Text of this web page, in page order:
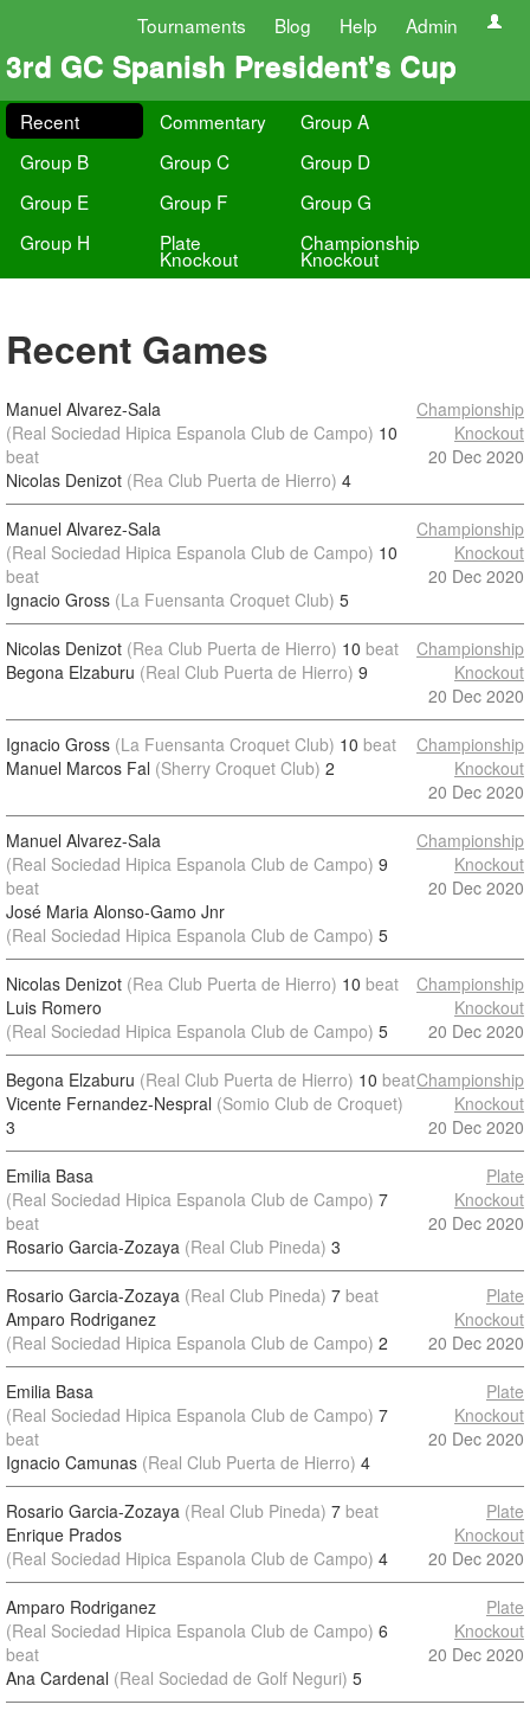
Tournaments Blog Help Admin
3rd GC Spanish President's Cup
Recent Commentary
Group A
Group B
Group C
Group D
Group E
Group F
Group G
Group H
Plate
Knockout
Championship
Knockout
Recent Games
Manuel Alvarez-Sala
(Real Sociedad Hipica Espanola Club de Campo) 10
beat
Nicolas Denizot (Rea Club Puerta de Hierro) 4
Championship
Knockout
20 Dec 2020
Manuel Alvarez-Sala
(Real Sociedad Hipica Espanola Club de Campo) 10
beat
Ignacio Gross (La Fuensanta Croquet Club) 5
Championship
Knockout
20 Dec 2020
Nicolas Denizot (Rea Club Puerta de Hierro) 10 beat
Begona Elzaburu (Real Club Puerta de Hierro) 9
Championship
Knockout
20 Dec 2020
Ignacio Gross (La Fuensanta Croquet Club) 10 beat
Manuel Marcos Fal (Sherry Croquet Club) 2
Championship
Knockout
20 Dec 2020
Manuel Alvarez-Sala
(Real Sociedad Hipica Espanola Club de Campo) 9
beat
José Maria Alonso-Gamo Jnr
(Real Sociedad Hipica Espanola Club de Campo) 5
Championship
Knockout
20 Dec 2020
Nicolas Denizot (Rea Club Puerta de Hierro) 10 beat
Luis Romero
(Real Sociedad Hipica Espanola Club de Campo) 5
Championship
Knockout
20 Dec 2020
Begona Elzaburu (Real Club Puerta de Hierro) 10 beat
Vicente Fernandez-Nespral (Somio Club de Croquet)
3
Championship
Knockout
20 Dec 2020
Emilia Basa
(Real Sociedad Hipica Espanola Club de Campo) 7
beat
Rosario Garcia-Zozaya (Real Club Pineda) 3
Plate
Knockout
20 Dec 2020
Rosario Garcia-Zozaya (Real Club Pineda) 7 beat
Amparo Rodriganez
(Real Sociedad Hipica Espanola Club de Campo) 2
Plate
Knockout
20 Dec 2020
Emilia Basa
(Real Sociedad Hipica Espanola Club de Campo) 7
beat
Ignacio Camunas (Real Club Puerta de Hierro) 4
Plate
Knockout
20 Dec 2020
Rosario Garcia-Zozaya (Real Club Pineda) 7 beat
Enrique Prados
(Real Sociedad Hipica Espanola Club de Campo) 4
Plate
Knockout
20 Dec 2020
Amparo Rodriganez
(Real Sociedad Hipica Espanola Club de Campo) 6
beat
Ana Cardenal (Real Sociedad de Golf Neguri) 5
Plate
Knockout
20 Dec 2020